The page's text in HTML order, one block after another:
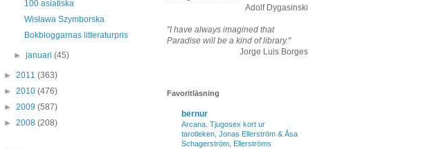
100 asiatiska
Wisława Szymborska
Bokbloggarnas litteraturpris
►januari(45)
► 2011 (363)
► 2010 (476)
► 2009 (587)
► 2008 (208)
Adolf Dygasinski
"I have always imagined that
Paradise will be a kind of library."
Jorge Luis Borges
Favoritläsning
bernur
Arcana. Tjugosex kort ur
tarotleken, Jonas Ellerström & Åsa
Schagerström, Ellerströms